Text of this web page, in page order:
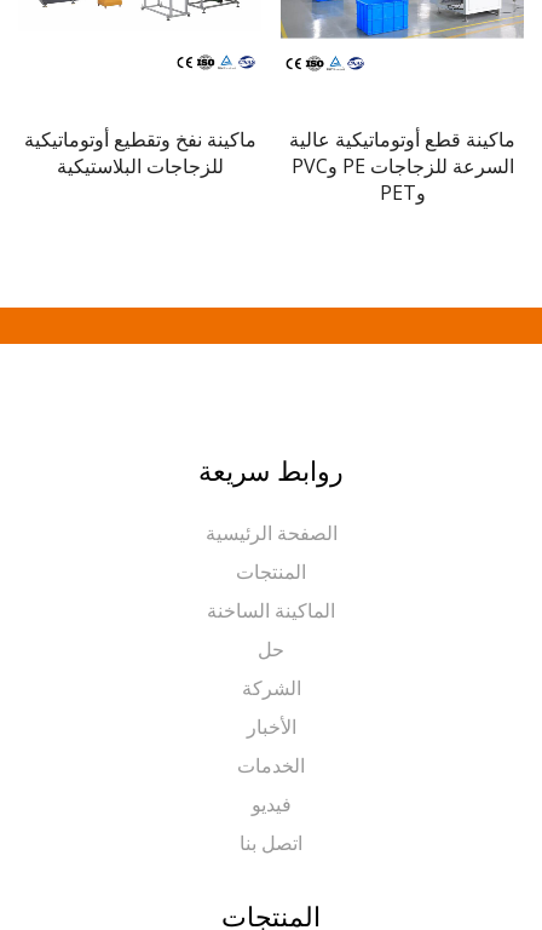
نفخ وتقطيع أوتوماتيكية
للزجاجات البلاستيكية
ماكينة وسم ذاتية اللصق
للزجاجات البلاستيكية أو
روابط سريعة
الصفحة الرئيسية
المنتجات
الماكينة الساخنة
الشركة
الخدمات
اتصل بنا
المنتجات